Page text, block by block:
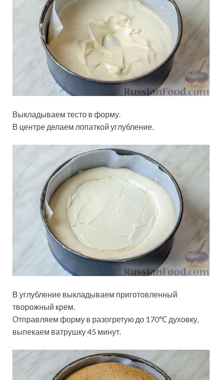
Выкладываем тесто в форму.
В центре делаем лопаткой углубление.
В углубление выкладываем приготовленный
творожный крем.
Отправляем форму в разогретую до 170℃ духовку,
выпекаем ватрушку 45 минут.